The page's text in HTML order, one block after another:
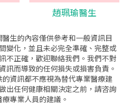
趙珮瑜醫生
生的內容僅供參考和一般資訊目
變化，並且未必完全準確、完整或
不正確，歡迎聯絡我們。我們不對
訊而導致的任何損失或損害負責。
資訊都不應視為替代專業醫療建
出任何健康相關決定之前，請咨詢
專業人員的建議。